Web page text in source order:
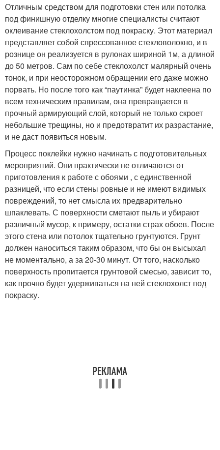
Отличным средством для подготовки стен или потолка
под финишную отделку многие специалисты считают
оклеивание стеклохолстом под покраску. Этот материал
представляет собой спрессованное стекловолокно, и в
рознице он реализуется в рулонах шириной 1м, а длиной
до 50 метров. Сам по себе стеклохолст малярный очень
тонок, и при неосторожном обращении его даже можно
порвать. Но после того как “паутинка” будет наклеена по
всем техническим правилам, она превращается в
прочный армирующий слой, который не только скроет
небольшие трещины, но и предотвратит их разрастание,
и не даст появиться новым.
Процесс поклейки нужно начинать с подготовительных
мероприятий. Они практически не отличаются от
приготовления к работе с обоями , с единственной
разницей, что если стены ровные и не имеют видимых
повреждений, то нет смысла их предварительно
шпаклевать. С поверхности сметают пыль и убирают
различный мусор, к примеру, остатки страх обоев. После
этого стена или потолок тщательно грунтуются. Грунт
должен наноситься таким образом, что бы он высыхал
не моментально, а за 20-30 минут. От того, насколько
поверхность пропитается грунтовой смесью, зависит то,
как прочно будет удерживаться на ней стеклохолст под
покраску.